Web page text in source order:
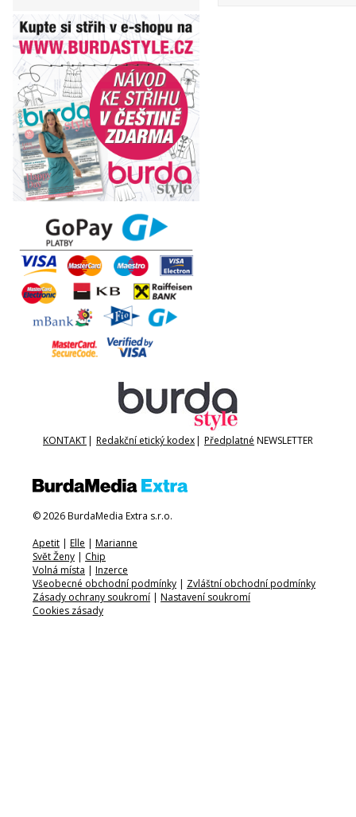
KONTAKT| Redakční etický kodex| Předplatné NEWSLETTER
© 2026 BurdaMedia Extra s.r.o.
Apetit | Elle | Marianne
Svět Ženy | Chip
Volná místa | Inzerce
Všeobecné obchodní podmínky | Zvláštní obchodní podmínky
Zásady ochrany soukromí | Nastavení soukromí
Cookies zásady